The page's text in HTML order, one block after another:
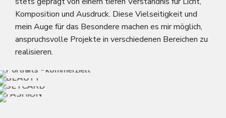
Komposition und Ausdruck. Diese Vielseitigkeit und
mein Auge für das Besondere machen es mir möglich,
anspruchsvolle Projekte in verschiedenen Bereichen zu
realisieren.
PORTRAITS - KOMMERZIELL
BEAUTY
Fashion / Portrait / Beauty
Model / Portrait / Fashion
FASHION
Fashion / Model / Beauty